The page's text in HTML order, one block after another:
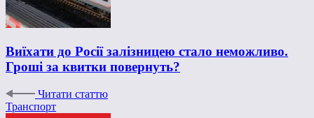
Виїхати до Росії залізницею стало неможливо.
Гроші за квитки повернуть?
Читати статтю
Транспорт